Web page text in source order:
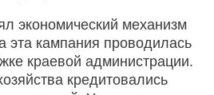
экономический механизм
эта кампания проводилась
краевой администрации.
кредитовались